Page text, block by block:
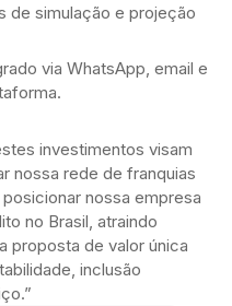
de simulação e projeção
via WhatsApp, email e
investimentos visam
nossa rede de franquias
nossa empresa
no Brasil, atraindo
proposta de valor única
inclusão